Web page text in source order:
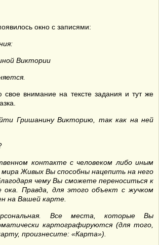
окно с записями:
Виктории
свое внимание на тексте задания и тут же
Гришанину Викторию, так как на ней
контакте с человеком либо иным
Живых Вы способны нацепить на него
чему Вы сможете переноситься к
ока. Правда, для этого объект с жучком
на Вашей карте.
Все места, которые Вы
картографируются (для того,
произнесите: «Карта»).